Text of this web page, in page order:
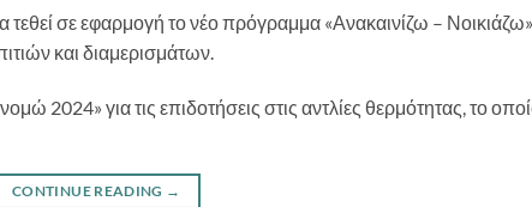
σε εφαρμογή το νέο πρόγραμμα «Ανακαινίζω –
και διαμερισμάτων.
2024» για τις επιδοτήσεις στις αντλίες θερμότητας, το
CONTINUE READING →